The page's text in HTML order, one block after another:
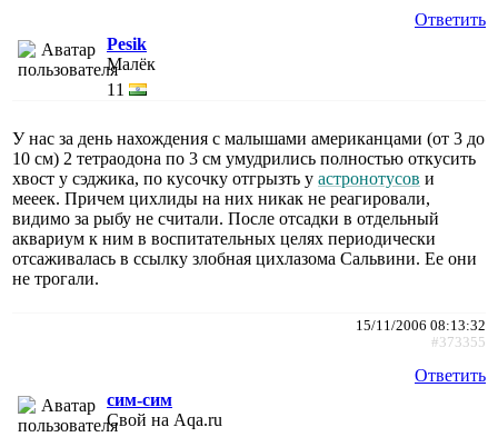
Ответить
Pesik
Малёк
11
У нас за день нахождения с малышами американцами (от 3 до
10 см) 2 тетраодона по 3 см умудрились полностью откусить
хвост у сэджика, по кусочку отгрызть у астронотусов и
мееек. Причем цихлиды на них никак не реагировали,
видимо за рыбу не считали. После отсадки в отдельный
аквариум к ним в воспитательных целях периодически
отсаживалась в ссылку злобная цихлазома Сальвини. Ее они
не трогали.
15/11/2006 08:13:32
#373355
Ответить
сим-сим
Свой на Aqa.ru